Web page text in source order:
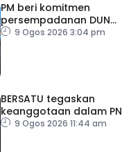
PM beri komitmen
persempadanan DUN
Sarawak, minta laporan
9 Ogos 2026 3:04 pm
BERSATU tegaskan
keanggotaan dalam PN
masih sah
9 Ogos 2026 11:44 am